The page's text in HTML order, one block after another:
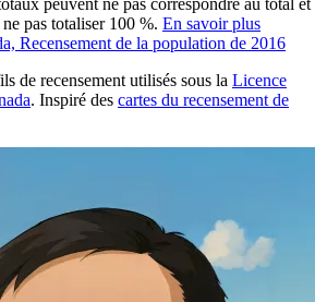
peuvent ne pas correspondre au total et
pas totaliser 100 %. En savoir plus
Recensement de la population de 2016
de recensement utilisés sous la Licence
. Inspiré des cartes du recensement de